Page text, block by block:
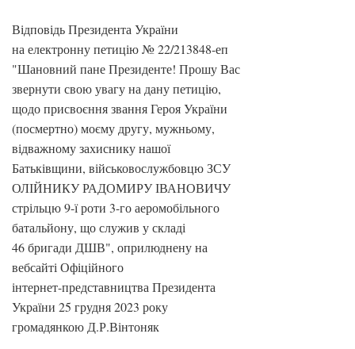
Відповідь Президента України
на електронну петицію № 22/213848-еп
"Шановний пане Президенте! Прошу Вас
звернути свою увагу на дану петицію,
щодо присвоєння звання Героя України
(посмертно) моєму другу, мужньому,
відважному захиснику нашої
Батьківщини, військовослужбовцю ЗСУ
ОЛІЙНИКУ РАДОМИРУ ІВАНОВИЧУ
стрільцю 9-ї роти 3-го аеромобільного
батальйону, що служив у складі
46 бригади ДШВ", оприлюднену на
вебсайті Офіційного
інтернет-представництва Президента
України 25 грудня 2023 року
громадянкою Д.Р.Вінтоняк